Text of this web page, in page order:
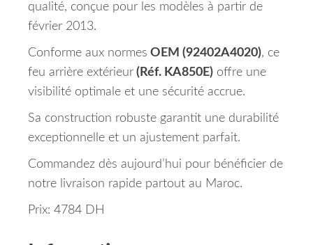
qualité, conçue pour les modèles à partir de
février 2013.
Conforme aux normes OEM (92402A4020), ce
feu arrière extérieur (Réf. KA850E) offre une
visibilité optimale et une sécurité accrue.
Sa construction robuste garantit une durabilité
exceptionnelle et un ajustement parfait.
Commandez dès aujourd’hui pour bénéficier de
notre livraison rapide partout au Maroc.
Prix: 4784 DH